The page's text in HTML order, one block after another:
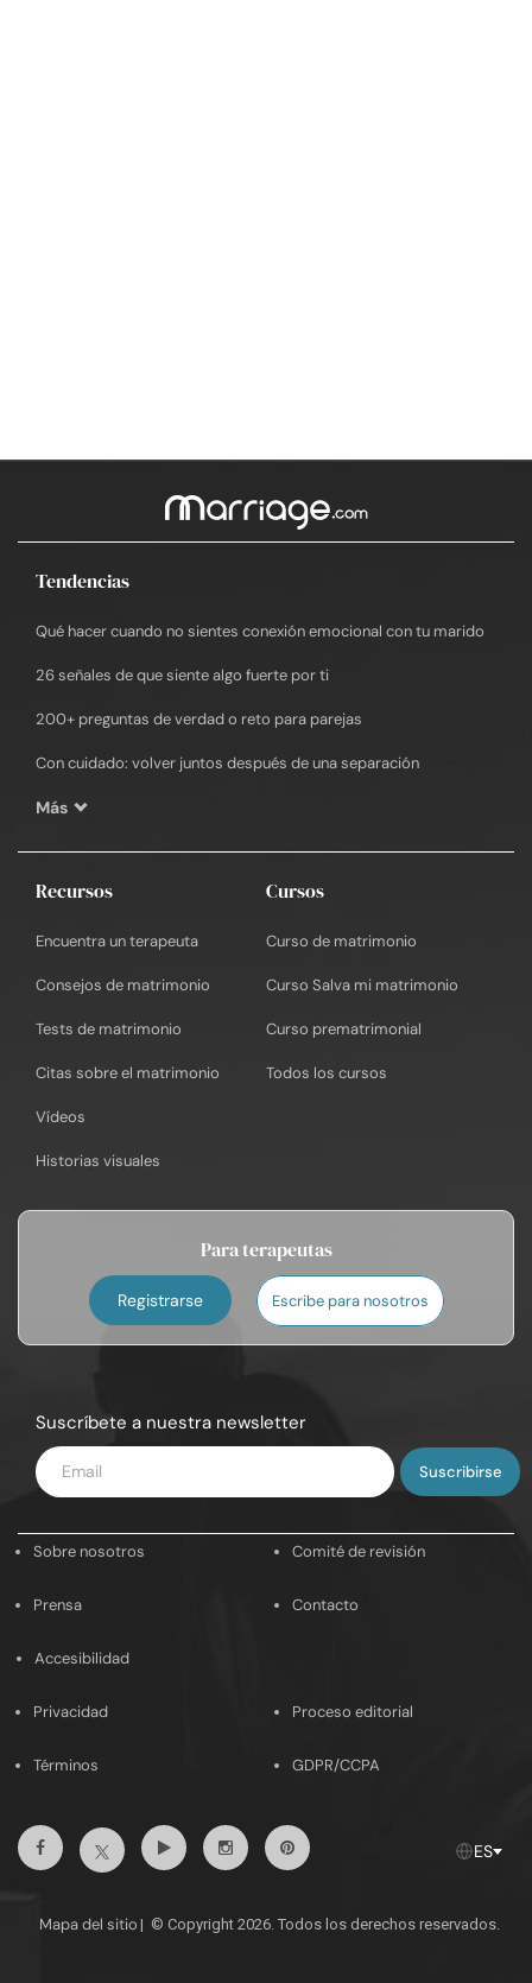
Tendencias
Qué hacer cuando no sientes conexión emocional con tu marido
26 señales de que siente algo fuerte por ti
200+ preguntas de verdad o reto para parejas
Con cuidado: volver juntos después de una separación
Más
Recursos
Encuentra un terapeuta
Consejos de matrimonio
Tests de matrimonio
Citas sobre el matrimonio
Vídeos
Historias visuales
Cursos
Curso de matrimonio
Curso Salva mi matrimonio
Curso prematrimonial
Todos los cursos
Para terapeutas
Registrarse Escribe para nosotros
Suscríbete a nuestra newsletter
Introduce
tu
Sobre nosotros Comité de revisión
Prensa Contacto
Accesibilidad
Privacidad Proceso editorial
Términos GDPR/CCPA
FacebookTwitterYoutubeInstagramPinterest ES
Mapa del sitio | © Copyright 2026. Todos los derechos reservados.